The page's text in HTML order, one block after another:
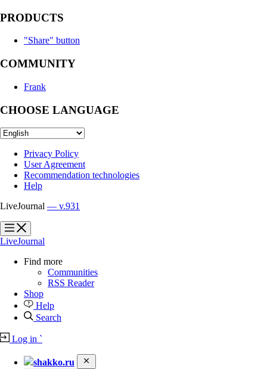
PRODUCTS
"Share" button
COMMUNITY
Frank
CHOOSE LANGUAGE
Privacy Policy
User Agreement
Recommendation technologies
Help
LiveJournal — v.931
?
?
LiveJournal
Find more
Communities
RSS Reader
Shop
Help
Search
Log in `
shakko.ru